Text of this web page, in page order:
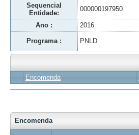
Sequencial
Entidade:
000000197950
Ano : 2016
Programa : PNLD
Encomenda
Encomenda